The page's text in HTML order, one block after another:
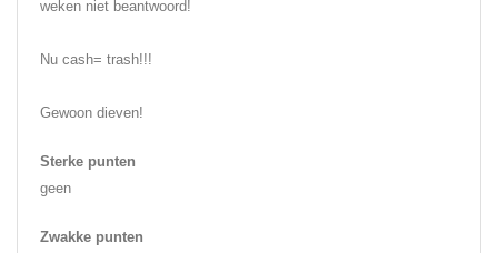
weken niet beantwoord!
Nu cash= trash!!!
Gewoon dieven!
Sterke punten
geen
Zwakke punten